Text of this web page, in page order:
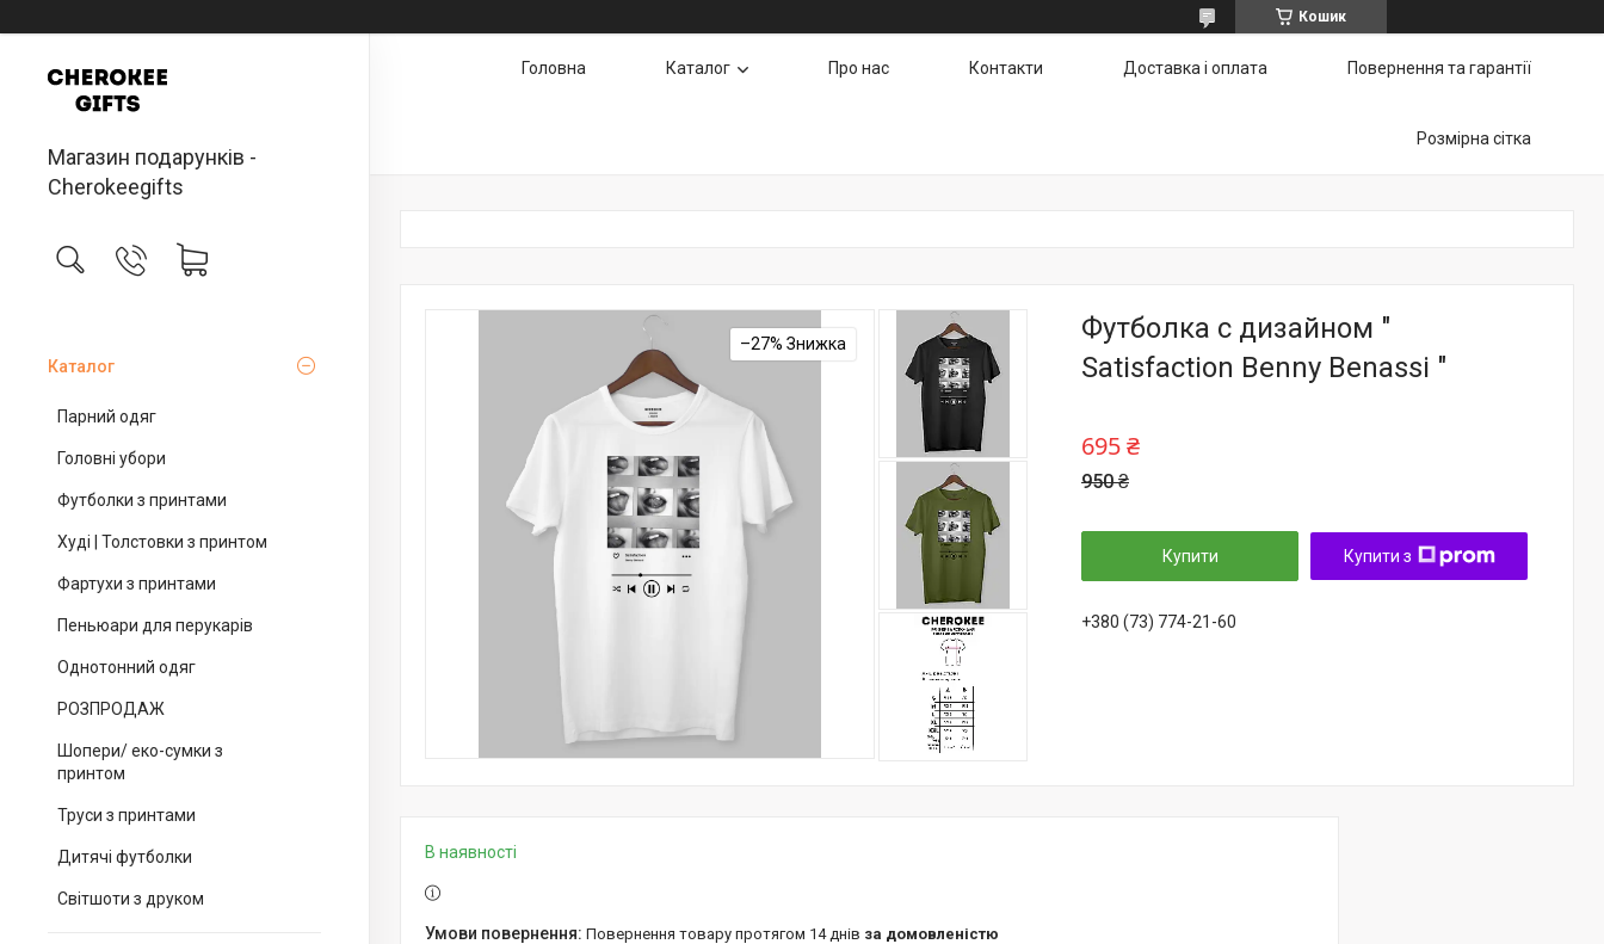
Кошик
Магазин подарунків -
Cherokeegifts
Каталог
Парний одяг
Головні убори
Футболки з принтами
Худі | Толстовки з принтом
Фартухи з принтами
Пеньюари для перукарів
Однотонний одяг
РОЗПРОДАЖ
Шопери/ еко-сумки з
принтом
Труси з принтами
Дитячі футболки
Світшоти з друком
Головна Каталог Про нас Контакти Доставка і оплата Повернення та гарантії
Розмірна сітка
–27%
Футболка с дизайном "
Satisfaction Benny Benassi "
950 ₴
695 ₴
Купити Купити з
+380 (73) 774-21-60
В наявності
повернення товару протягом 14 днів за домовленістю